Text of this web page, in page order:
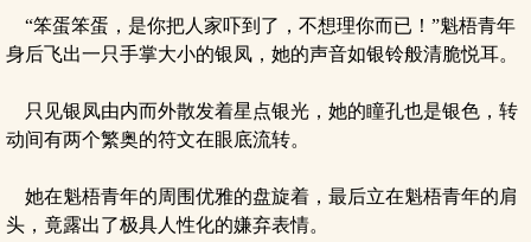
“笨蛋笨蛋，是你把人家吓到了，不想理你而已！”魁梧青年
身后飞出一只手掌大小的银凤，她的声音如银铃般清脆悦耳。
只见银凤由内而外散发着星点银光，她的瞳孔也是银色，转
动间有两个繁奥的符文在眼底流转。
她在魁梧青年的周围优雅的盘旋着，最后立在魁梧青年的肩
头，竟露出了极具人性化的嫌弃表情。